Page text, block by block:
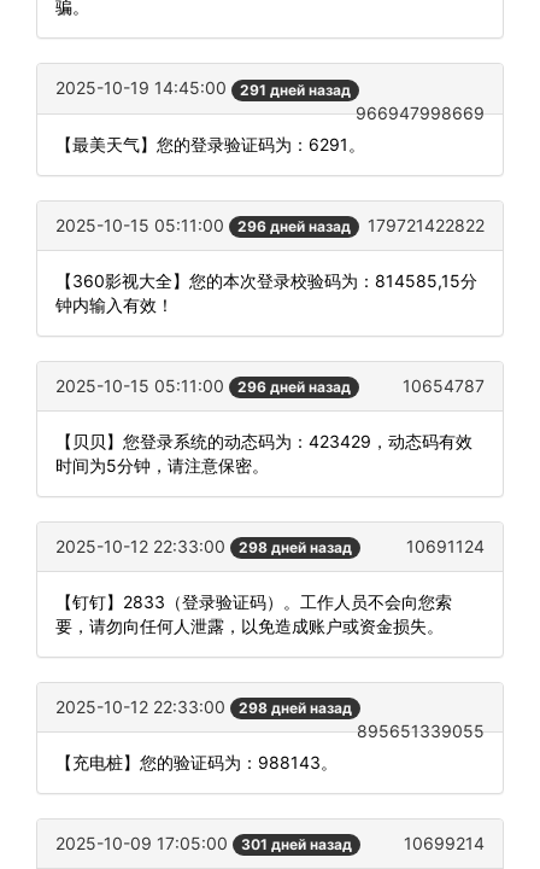
骗。
2025-10-19 14:45:00 291 дней назад
966947998669
【最美天气】您的登录验证码为：6291。
2025-10-15 05:11:00 296 дней назад 179721422822
【360影视大全】您的本次登录校验码为：814585,15分
钟内输入有效！
2025-10-15 05:11:00 296 дней назад 10654787
【贝贝】您登录系统的动态码为：423429，动态码有效
时间为5分钟，请注意保密。
2025-10-12 22:33:00 298 дней назад 10691124
【钉钉】2833（登录验证码）。工作人员不会向您索
要，请勿向任何人泄露，以免造成账户或资金损失。
2025-10-12 22:33:00 298 дней назад
895651339055
【充电桩】您的验证码为：988143。
2025-10-09 17:05:00 301 дней назад 10699214